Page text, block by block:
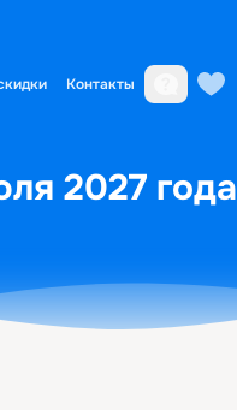
Контакты
2027 года